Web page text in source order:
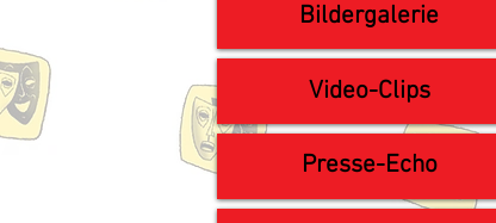
Bildergalerie
Video-Clips
Presse-Echo